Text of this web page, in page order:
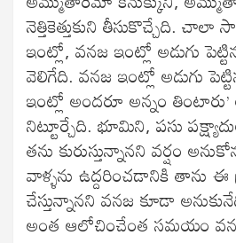
నెత్తికెత్తుకుని తీసుకొచ్చేది. చాలా
ఇంట్లో, వనజ ఇంట్లో అడుగు
వెలిగేది. వనజ ఇంట్లో అడుగు
ఇంట్లో అందరూ అన్నం
నిట్టూర్చేది. భూమిని, పసు
తను కురుస్తున్నానని వర్షం
వాళ్ళను ఉద్దరించడానికి తాను
చేస్తున్నానని వనజ కూడా
అంత ఆలోచించేంత సమయం